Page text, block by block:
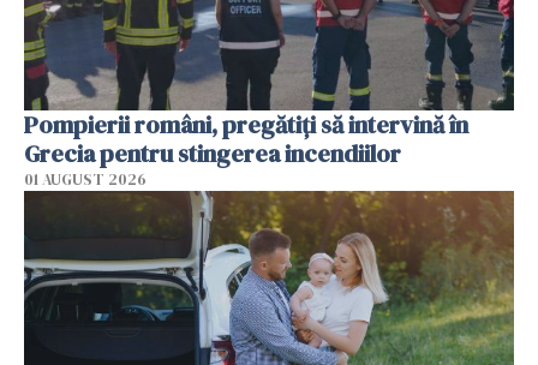
Pompierii români, pregătiţi să intervină în
Grecia pentru stingerea incendiilor
01 AUGUST 2026